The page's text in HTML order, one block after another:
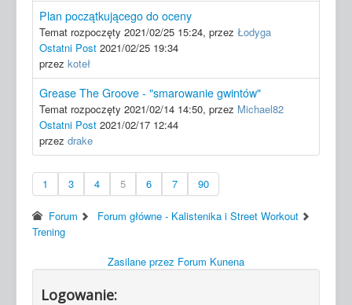
Plan początkującego do oceny
Temat rozpoczęty 2021/02/25 15:24, przez Łodyga
Ostatni Post 2021/02/25 19:34
przez koteł
Grease The Groove - "smarowanie gwintów"
Temat rozpoczęty 2021/02/14 14:50, przez Michael82
Ostatni Post 2021/02/17 12:44
przez drake
1 3 4 5 6 7 90
Forum
Forum główne - Kalistenika i Street Workout
Trening
Zasilane przez Forum Kunena
Logowanie: